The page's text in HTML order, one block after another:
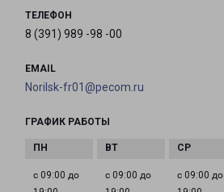
ТЕЛЕФОН
8 (391) 989 -98 -00
EMAIL
Norilsk-fr01@pecom.ru
ГРАФИК РАБОТЫ
с 09:00 до
с 09:00 до
с 09:00 до